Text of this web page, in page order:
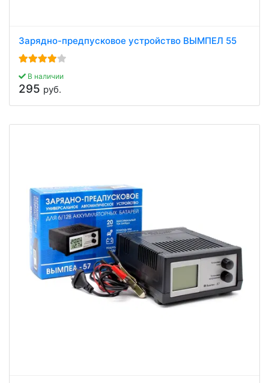
Зарядно-предпусковое устройство ВЫМПЕЛ 55
В наличии
295 руб.